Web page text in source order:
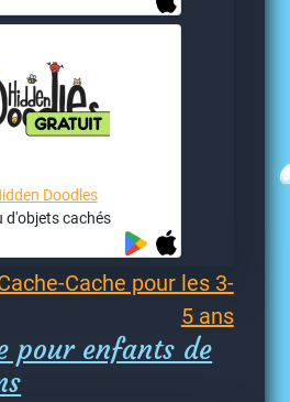
Doodles
d'objets cachés
Cache pour les 3-
5 ans
pour enfants de